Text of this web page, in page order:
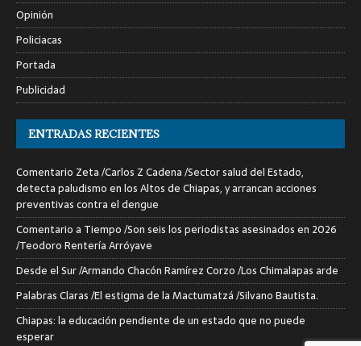
Opinión
Policiacas
Portada
Publicidad
ENTRADAS RECIENTES
Comentario Zeta /Carlos Z Cadena /Sector salud del Estado,
detecta paludismo en los Altos de Chiapas, y arrancan acciones
preventivas contra el dengue
Comentario a Tiempo /Son seis los periodistas asesinados en 2026
/Teodoro Rentería Arróyave
Desde el Sur /Armando Chacón Ramírez Corzo /Los Chimalapas arde
Palabras Claras /El estigma de la Mactumatzá /Silvano Bautista.
Chiapas: la educación pendiente de un estado que no puede
esperar